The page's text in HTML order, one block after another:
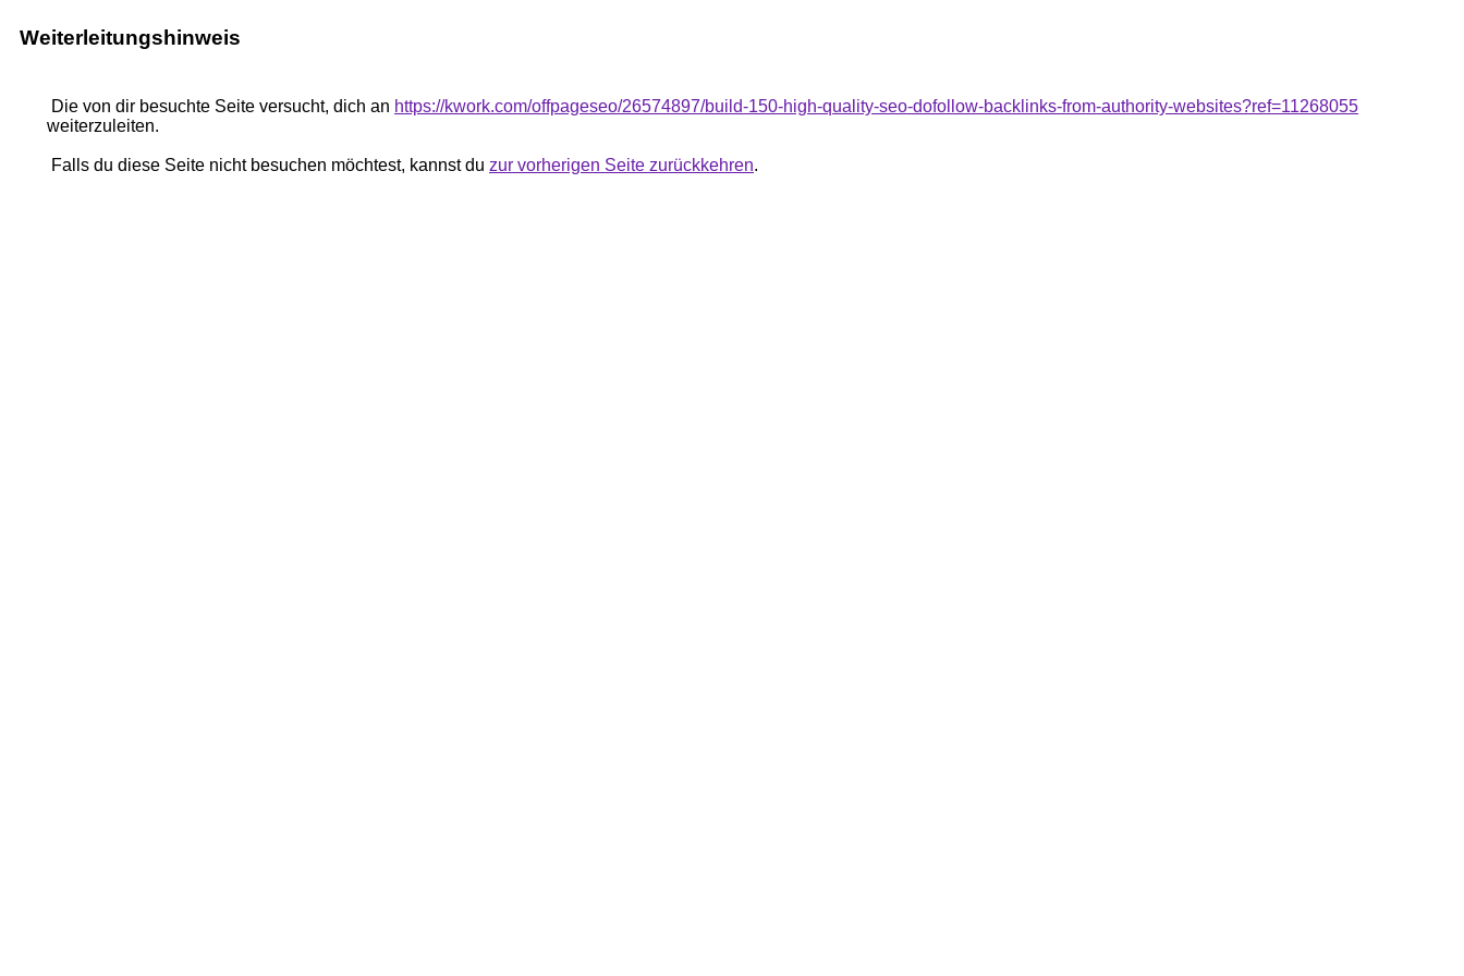
Weiterleitungshinweis
Die von dir besuchte Seite versucht, dich an https://kwork.com/offpageseo/26574897/build-150-high-quality-seo-dofollow-backlinks-from-authority-websites?ref=11268055
weiterzuleiten.
Falls du diese Seite nicht besuchen möchtest, kannst du zur vorherigen Seite zurückkehren.